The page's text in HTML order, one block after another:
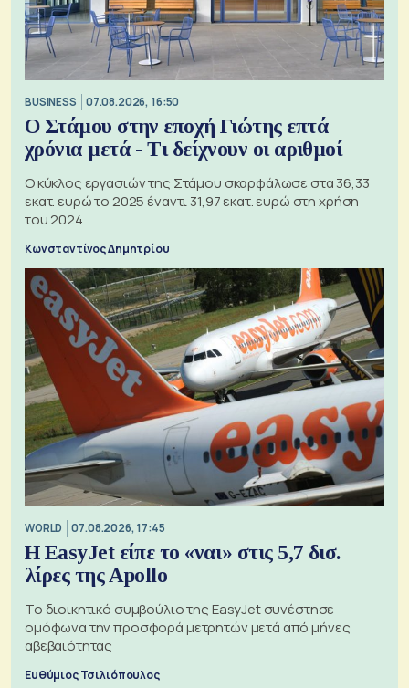
BUSINESS 07.08.2026, 16:50
Ο Στάμου στην εποχή Γιώτης επτά
χρόνια μετά - Τι δείχνουν οι αριθμοί
Ο κύκλος εργασιών της Στάμου σκαρφάλωσε στα 36,33
εκατ. ευρώ το 2025 έναντι 31,97 εκατ. ευρώ στη χρήση
του 2024
Κωνσταντίνος Δημητρίου
WORLD 07.08.2026, 17:45
Η EasyJet είπε το «ναι» στις 5,7 δισ.
λίρες της Apollo
Το διοικητικό συμβούλιο της EasyJet συνέστησε
ομόφωνα την προσφορά μετρητών μετά από μήνες
αβεβαιότητας
Ευθύμιος Τσιλιόπουλος